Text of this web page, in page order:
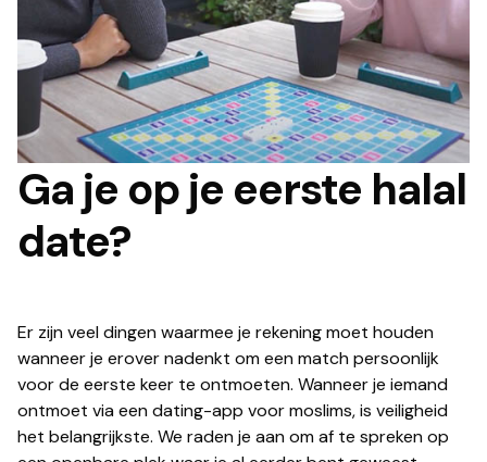
Ga je op je eerste halal
date?
Er zijn veel dingen waarmee je rekening moet houden
wanneer je erover nadenkt om een match persoonlijk
voor de eerste keer te ontmoeten. Wanneer je iemand
ontmoet via een dating-app voor moslims, is veiligheid
het belangrijkste. We raden je aan om af te spreken op